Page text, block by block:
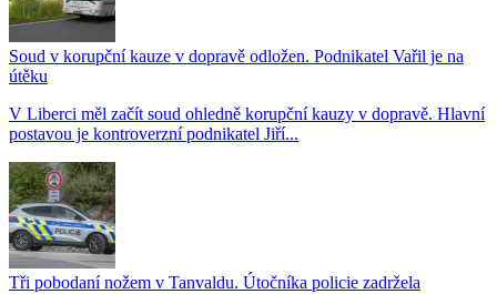
Soud v korupční kauze v dopravě odložen. Podnikatel Vařil je na
útěku
V Liberci měl začít soud ohledně korupční kauzy v dopravě. Hlavní
postavou je kontroverzní podnikatel Jiří...
Tři pobodaní nožem v Tanvaldu. Útočníka policie zadržela